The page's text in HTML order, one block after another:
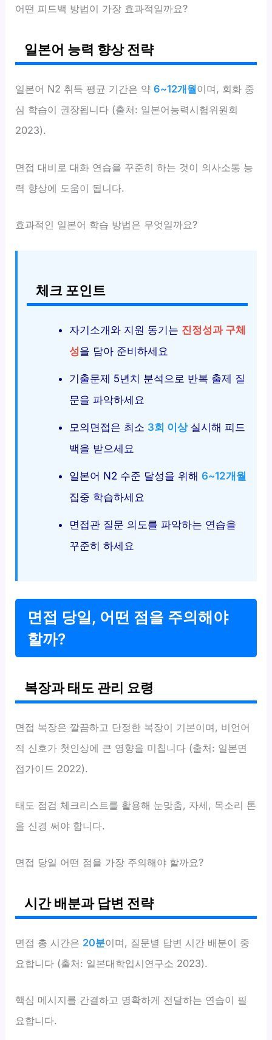
어떤 피드백 방법이 가장 효과적일까요?
일본어 능력 향상 전략
일본어 N2 취득 평균 기간은 약6~12개월이며, 회화 중
심 학습이 권장됩니다 (출처: 일본어능력시험위원회
2023).
면접 대비로 대화 연습을 꾸준히 하는 것이 의사소통 능
력 향상에 도움이 됩니다.
효과적인 일본어 학습 방법은 무엇일까요?
체크 포인트
자기소개와 지원 동기는 진정성과 구체
성을 담아 준비하세요
기출문제 5년치 분석으로 반복 출제 질
문을 파악하세요
모의면접은 최소 3회 이상실시해 피드
백을 받으세요
일본어 N2 수준 달성을 위해 6~12개월
집중 학습하세요
면접관 질문 의도를 파악하는 연습을
꾸준히 하세요
면접 당일, 어떤 점을 주의해야
할까?
복장과 태도 관리 요령
면접 복장은 깔끔하고 단정한 복장이 기본이며, 비언어
적 신호가 첫인상에 큰 영향을 미칩니다 (출처: 일본면
접가이드 2022).
태도 점검 체크리스트를 활용해 눈맞춤, 자세, 목소리 톤
을 신경 써야 합니다.
면접 당일 어떤 점을 가장 주의해야 할까요?
시간 배분과 답변 전략
면접 총 시간은 20분이며, 질문별 답변 시간 배분이 중
요합니다 (출처: 일본대학입시연구소 2023).
핵심 메시지를 간결하고 명확하게 전달하는 연습이 필
요합니다.